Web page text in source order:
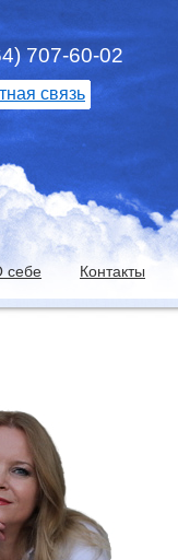
707-60-02
связь
себе Контакты